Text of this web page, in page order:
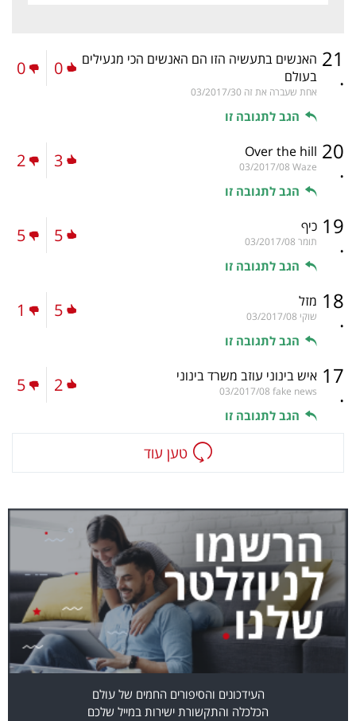
21
.
האנשים בתעשיה הזו הם האנשים הכי מגעילים
בעולם
אחת שעברה את זה 03/2017/30
הגב לתגובה זו
0
0
20
.
Over the hill
Waze
03/2017/08
הגב לתגובה זו
3
2
19
.
כיף
תומר 03/2017/08
הגב לתגובה זו
5
5
18
.
מזל
שוקי 03/2017/08
הגב לתגובה זו
5
1
17
.
איש בינוני עוזב משרד בינוני
fake news
03/2017/08
הגב לתגובה זו
2
5
טען עוד
העידכונים והסיפורים החמים של עולם
הכלכלה והתקשורת ישירות במייל שלכם